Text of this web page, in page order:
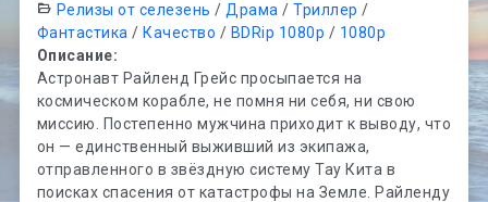
Релизы от селезень / Драма /Триллер /
Фантастика / Качество / BDRip 1080p / 1080p
Описание:
Астронавт Райленд Грейс просыпается на
космическом корабле, не помня ни себя, ни свою
миссию. Постепенно мужчина приходит к выводу, что
он — единственный выживший из экипажа,
отправленного в звёздную систему Тау Кита в
поисках спасения от катастрофы на Земле. Райленду